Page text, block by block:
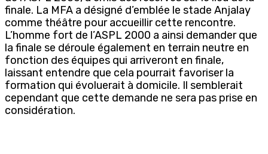
finale. La MFA a désigné d’emblée le stade Anjalay
comme théâtre pour accueillir cette rencontre.
L’homme fort de l’ASPL 2000 a ainsi demander que
la finale se déroule également en terrain neutre en
fonction des équipes qui arriveront en finale,
laissant entendre que cela pourrait favoriser la
formation qui évoluerait à domicile. Il semblerait
cependant que cette demande ne sera pas prise en
considération.